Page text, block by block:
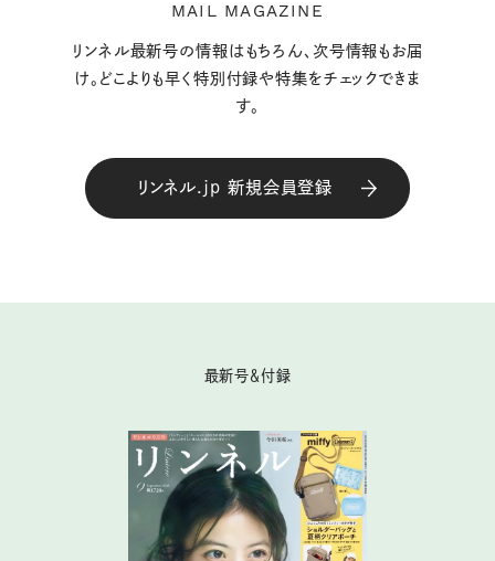
MAIL MAGAZINE
リンネル最新号の情報はもちろん、次号情報もお届
け。どこよりも早く特別付録や特集をチェックできま
す。
リンネル.jp 新規会員登録
最新号＆付録